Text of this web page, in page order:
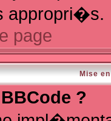
appropri�s.
page
Mise
?